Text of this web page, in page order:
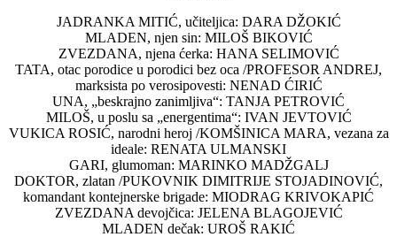
JADRANKA MITIĆ, učiteljica: DARA DŽOKIĆ
MLADEN, njen sin: MILOŠ BIKOVIĆ
ZVEZDANA, njena ćerka: HANA SELIMOVIĆ
TATA, otac porodice u porodici bez oca /PROFESOR ANDREJ,
marksista po verosipovesti: NENAD ĆIRIĆ
UNA, „beskrajno zanimljiva“: TANJA PETROVIĆ
MILOŠ, u poslu sa „energentima“: IVAN JEVTOVIĆ
VUKICA ROSIĆ, narodni heroj /KOMŠINICA MARA, vezana za
ideale: RENATA ULMANSKI
GARI, glumoman: MARINKO MADŽGALJ
DOKTOR, zlatan /PUKOVNIK DIMITRIJE STOJADINOVIĆ,
komandant kontejnerske brigade: MIODRAG KRIVOKAPIĆ
ZVEZDANA devojčica: JELENA BLAGOJEVIĆ
MLADEN dečak: UROŠ RAKIĆ